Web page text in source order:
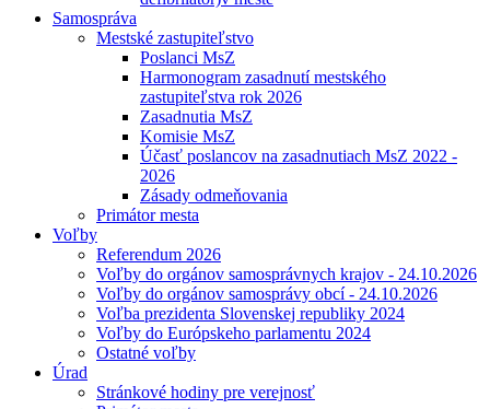
Samospráva
Mestské zastupiteľstvo
Poslanci MsZ
Harmonogram zasadnutí mestského
zastupiteľstva rok 2026
Zasadnutia MsZ
Komisie MsZ
Účasť poslancov na zasadnutiach MsZ 2022 -
2026
Zásady odmeňovania
Primátor mesta
Voľby
Referendum 2026
Voľby do orgánov samosprávnych krajov - 24.10.2026
Voľby do orgánov samosprávy obcí - 24.10.2026
Voľba prezidenta Slovenskej republiky 2024
Voľby do Európskeho parlamentu 2024
Ostatné voľby
Úrad
Stránkové hodiny pre verejnosť